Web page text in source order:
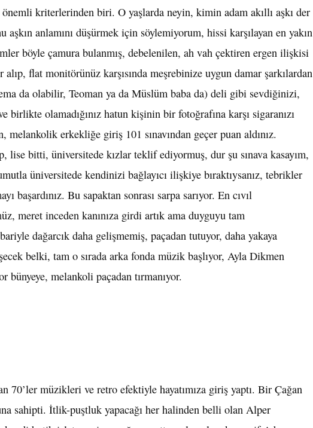
kriterlerinden biri. O yaşlarda neyin, kimin adam akıllı aşkı der
aşkın anlamını düşürmek için söylemiyorum, hissi karşılayan en yakın
böyle çamura bulanmış, debelenilen, ah vah çektiren ergen ilişkisi
flat monitörünüz karşısında meşrebinize uygun damar şarkılardan
da olabilir, Teoman ya da Müslüm baba da) deli gibi sevdiğinizi,
birlikte olamadığınız hatun kişinin bir fotoğrafına karşı sigaranızı
melankolik erkekliğe giriş 101 sınavından geçer puan aldınız.
lise bitti, üniversitede kızlar teklif ediyormuş, dur şu sınava kasayım,
üniversitede kendinizi bağlayıcı ilişkiye bıraktıysanız, tebrikler
başardınız. Bu sapaktan sonrası sarpa sarıyor. En cıvıl
meret inceden kanınıza girdi artık ama duyguyu tam
dağarcık daha gelişmemiş, paçadan tutuyor, daha yakaya
belki, tam o sırada arka fonda müzik başlıyor, Ayla Dikmen
bünyeye, melankoli paçadan tırmanıyor.
70’ler müzikleri ve retro efektiyle hayatımıza giriş yaptı. Bir Çağan
sahipti. İtlik-puştluk yapacağı her halinden belli olan Alper